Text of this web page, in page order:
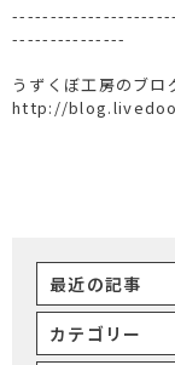
---------------
うずくぼ工房のブロ
http://
最近の記事
カテゴリー